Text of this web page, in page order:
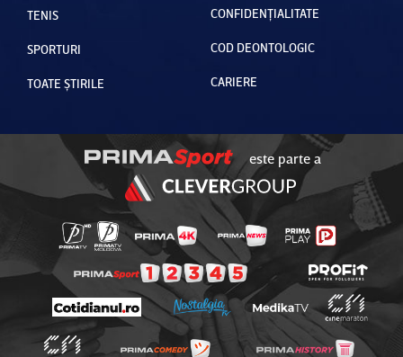
TENIS
SPORTURI
TOATE ȘTIRILE
CONFIDENȚIALITATE
COD DEONTOLOGIC
CARIERE
este parte a